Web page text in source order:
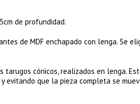
de profundidad.
de MDF enchapado con lenga. Se
cónicos, realizados en lenga.
que la pieza completa se